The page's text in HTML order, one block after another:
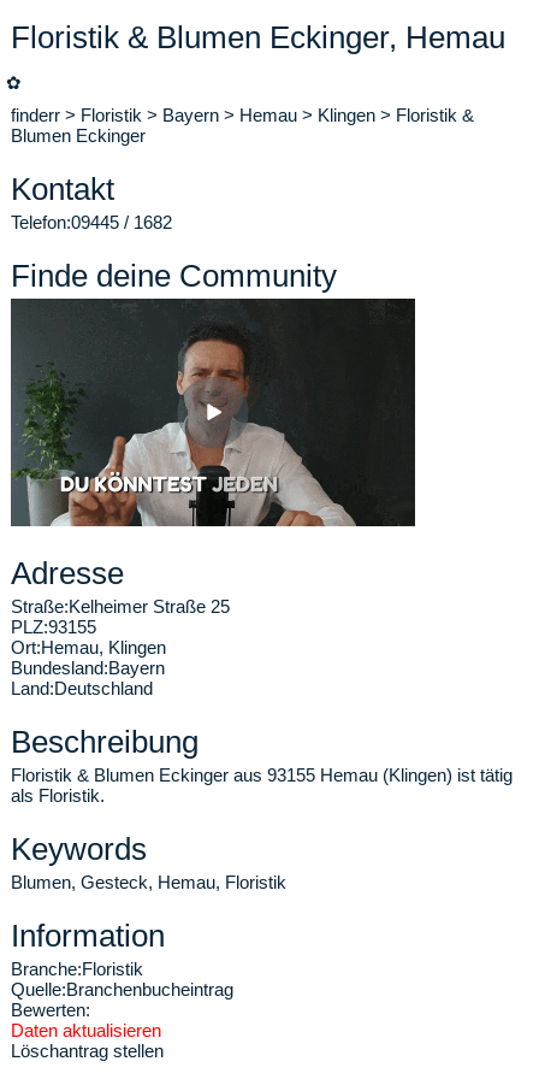
Floristik & Blumen Eckinger, Hemau
✿
finderr > Floristik > Bayern > Hemau > Klingen > Floristik &
Blumen Eckinger
Kontakt
Telefon:09445 / 1682
Finde deine Community
Adresse
Straße:Kelheimer Straße 25
PLZ:93155
Ort:Hemau, Klingen
Bundesland:Bayern
Land:Deutschland
Beschreibung
Floristik & Blumen Eckinger aus 93155 Hemau (Klingen) ist tätig
als Floristik.
Keywords
Blumen, Gesteck, Hemau, Floristik
Information
Branche:Floristik
Quelle:Branchenbucheintrag
Bewerten:
Daten aktualisieren
Löschantrag stellen